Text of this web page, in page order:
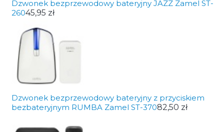
Dzwonek bezprzewodowy bateryjny JAZZ Zamel ST-
26045,95 zł
Dzwonek bezprzewodowy bateryjny z przyciskiem
bezbateryjnym RUMBA Zamel ST-37082,50 zł